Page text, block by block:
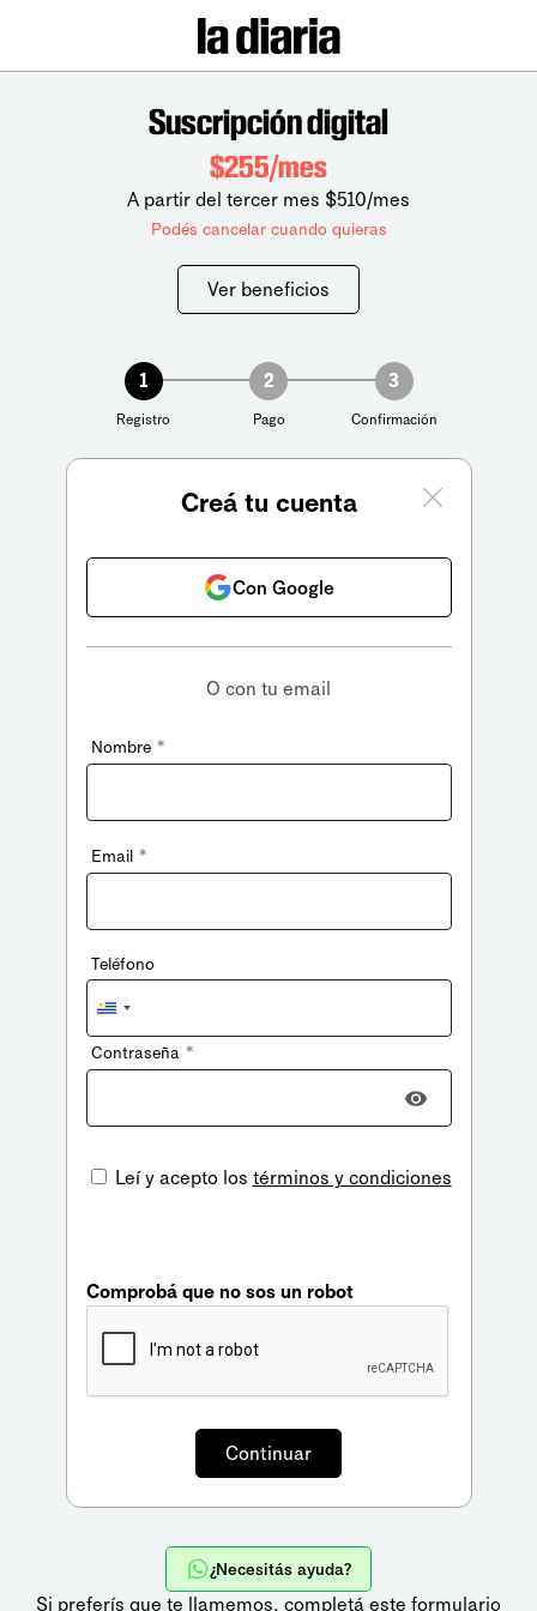
Suscripción digital
$255/mes
A partir del tercer mes $510/mes
Podés cancelar cuando quieras
Ver beneficios
1
Registro
2
Pago
3
Confirmación
Creá tu cuenta
Con Google
O con tu email
Nombre *
Email *
Teléfono
Uruguay
+598
Contraseña *
Leí y acepto los términos y condiciones
Comprobá que no sos un robot
¿Necesitás ayuda?
Si preferís que te llamemos, completá este formulario